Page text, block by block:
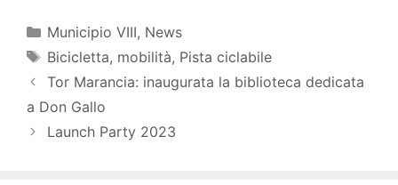
Categorie
Municipio VIII, News
Tag
Bicicletta, mobilità, Pista ciclabile
Tor Marancia: inaugurata la biblioteca dedicata
a Don Gallo
Launch Party 2023